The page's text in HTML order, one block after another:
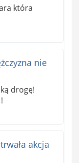
która
nie
drogę!
akcja